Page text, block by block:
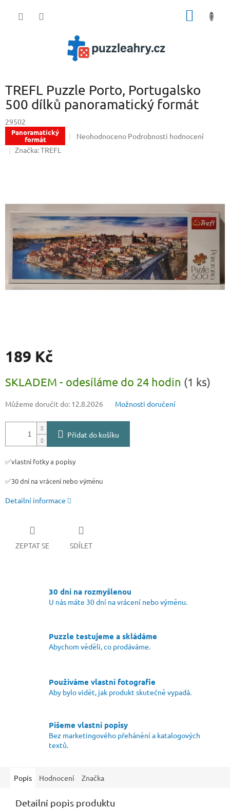
TREFL Puzzle Porto, Portugalsko
500 dílků panoramatický formát
29502
Panoramatický
formát
Průměrné
hvězdiček.
Neohodnoceno Podrobnosti hodnocení
Značka:TREFL
189 Kč
cena:
SKLADEM - odesíláme do 24 hodin (1 ks)
Můžeme doručit do: 12.8.2026 Možnosti doručení
Přidat do košíku
✅vlastní fotky a popisy
✅30 dní na vrácení nebo výměnu
Detailní informace
ZEPTAT SE SDÍLET
30 dní na rozmyšlenou
U nás máte 30 dní na vrácení nebo výměnu.
Puzzle testujeme a skládáme
Abychom věděli, co prodáváme.
Používáme vlastní fotografie
Aby bylo vidět, jak produkt skutečně vypadá.
Píšeme vlastní popisy
Bez marketingového přehánění a katalogových
textů.
Popis Hodnocení Značka
Detailní popis produktu